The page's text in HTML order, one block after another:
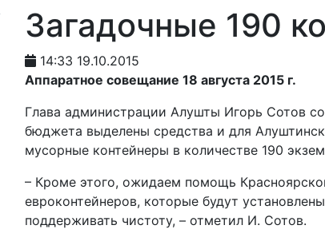
Загадочные 190
14:33 19.10.2015
Аппаратное совещание 18 августа 2015 г.
Глава администрации Алушты Игорь Сотов
бюджета выделены средства и для
мусорные контейнеры в количестве 190
– Кроме этого, ожидаем помощь
евроконтейнеров, которые будут
поддерживать чистоту, – отметил И. Сотов.